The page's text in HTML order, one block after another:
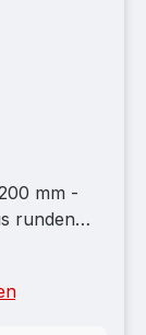
mm -
runden